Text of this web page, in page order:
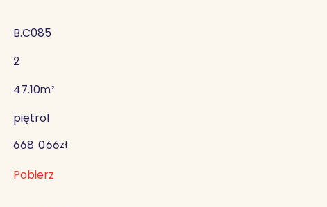
B.C085
2
47.10m²
piętro1
668 066zł
Pobierz